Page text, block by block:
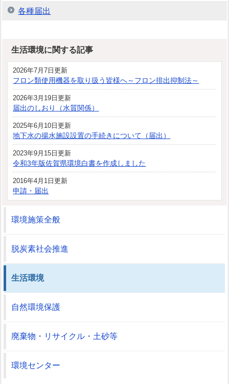
各種届出
生活環境に関する記事
2026年7月7日更新
フロン類使用機器を取り扱う皆様へ～フロン排出抑制法～
2026年3月19日更新
届出のしおり（水質関係）
2025年6月10日更新
地下水の揚水施設設置の手続きについて（届出）
2023年9月15日更新
令和3年版佐賀県環境白書を作成しました
2016年4月1日更新
申請・届出
環境施策全般
脱炭素社会推進
生活環境
自然環境保護
廃棄物・リサイクル・土砂等
環境センター